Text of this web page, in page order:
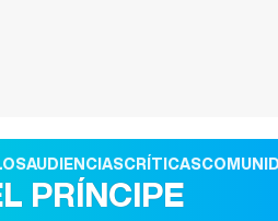
AUDIENCIASCRÍTICAS
PRÍNCIPE